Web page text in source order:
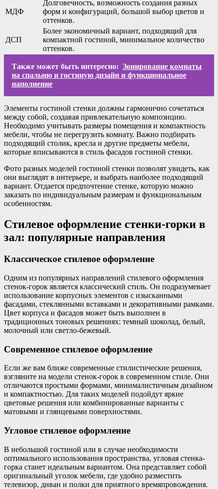
МДФ
Долговечность, возможность создания разных
форм и конфигураций, большой выбор цветов и
оттенков.
ДСП
Более экономичный вариант, подходящий для
компактной гостиной, минимальное количество
оттенков.
Также может быть интересно: Зонирование комнаты
на спальню и гостиную дизайн и функциональное
наполнение
Элементы гостиной стенки должны гармонично сочетаться
между собой, создавая привлекательную композицию.
Необходимо учитывать размеры помещения и компактность
мебели, чтобы не перегрузить комнату. Важно подбирать
подходящий столик, кресла и другие предметы мебели,
которые вписываются в стиль фасадов гостиной стенки.
Фото разных моделей гостиной стенки позволят увидеть, как
они выглядят в интерьере, и выбрать наиболее подходящий
вариант. Отдается предпочтение стенке, которую можно
заказать по индивидуальным размерам и функциональным
особенностям.
Стилевое оформление стенки-горки в
зал: популярные направления
Классическое стилевое оформление
Одним из популярных направлений стилевого оформления
стенок-горок является классический стиль. Он подразумевает
использование корпусных элементов с изысканными
фасадами, стеклянными вставками и декоративными рамками.
Цвет корпуса и фасадов может быть выполнен в
традиционных тоновых решениях: темный шоколад, белый,
молочный или светло-бежевый.
Современное стилевое оформление
Если же вам ближе современные стилистические решения,
взгляните на модели стенок-горок в современном стиле. Они
отличаются простыми формами, минималистичным дизайном
и компактностью. Для таких моделей подойдут яркие
цветовые решения или комбинированные варианты с
матовыми и глянцевыми поверхностями.
Угловое стилевое оформление
В небольшой гостиной или в случае необходимости
оптимального использования пространства, угловая стенка-
горка станет идеальным вариантом. Она представляет собой
оригинальный уголок мебели, где удобно разместить
телевизор, диван и полки для приятного времяпровождения.